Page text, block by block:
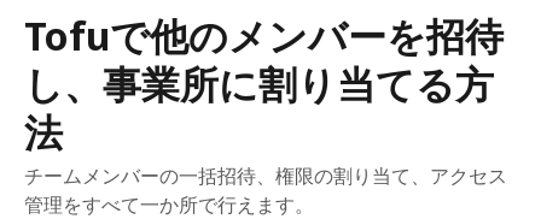
Tofuで他のメンバーを招待
し、事業所に割り当てる方
法
チームメンバーの一括招待、権限の割り当て、アクセス
管理をすべて一か所で行えます。